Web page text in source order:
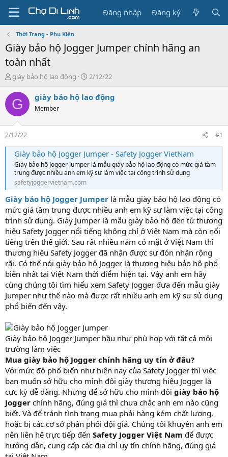
Đăng nhập Đăng ký
Thời Trang - Phụ Kiện
Giày bảo hộ Jogger Jumper chính hãng an
toàn nhất
T
r
e
a
s
t
e
giày bảo hộ lao động
N
à
2/12/22
G giày bảo hộ lao động
Member
2/12/22 #1
Giày bảo hộ Jogger Jumper - Safety Jogger VietNam
Giày bảo hộ Jogger Jumper là mẫu giày bảo hộ lao động có mức giá tầm
trung được nhiều anh em kỹ sư làm việc tại công trình sử dụng
safetyjoggervietnam.com
Giày bảo hộ Jogger Jumper là mẫu giày bảo hộ lao động có
mức giá tầm trung được nhiều anh em kỹ sư làm việc tại công
trình sử dụng. Giày Jumper là mẫu giày bảo hộ đến từ thương
hiệu Safety Jogger nổi tiếng không chỉ ở Việt Nam mà còn nổi
tiếng trên thế giới. Sau rất nhiều năm có mặt ở Việt Nam thì
thương hiệu Safety Jogger đã nhận được sự đón nhận rộng
rãi. Có thể nói giày bảo hộ Jogger là thương hiệu bảo hộ phổ
biến nhất tại Việt Nam thời điểm hiện tại. Vậy anh em hãy
cùng chúng tôi tìm hiểu xem Safety Jogger đưa đến mẫu giày
Jumper như thế nào mà được rất nhiều anh em kỹ sư sử dụng
phổ biến đến vậy.
Giày bảo hộ Jogger Jumper hầu như phù hợp với tất cả môi
trường làm việc
Mua giày bảo hộ Jogger chính hãng uy tín ở đâu?
Với mức độ phổ biến như hiện nay của Safety Jogger thì việc
bạn muốn sở hữu cho mình đôi giày thương hiệu Jogger là
cực kỳ dễ dàng. Nhưng để sở hữu cho mình đôi giày bảo hộ
Jogger chính hãng, đúng giá thì chưa chắc anh em nào cũng
biết. Và để tránh tình trạng mua phải hàng kém chất lượng,
hoặc bị các cơ sở phân phối đội giá. Chúng tôi khuyên anh em
nên liên hệ trực tiếp đến Safety Jogger Việt Nam để được
hướng dẫn, cung cấp các địa chỉ uy tín chính hãng, đúng giá